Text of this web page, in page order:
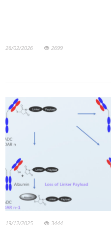
26/02/2026 2699
19/12/2025 3444